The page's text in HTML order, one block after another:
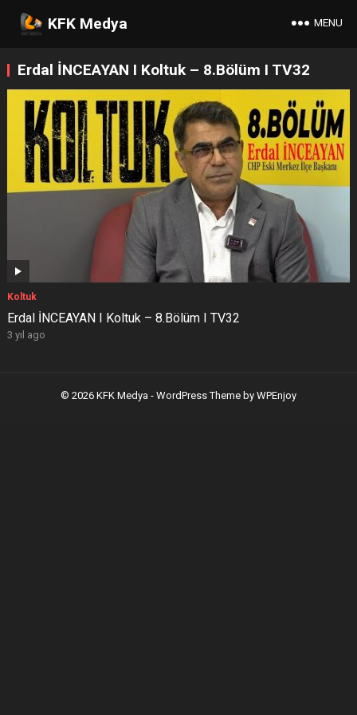
KFK Medya MENU
Erdal İNCEAYAN I Koltuk – 8.Bölüm I TV32
Koltuk
Erdal İNCEAYAN I Koltuk – 8.Bölüm I TV32
3 yıl ago
© 2026 KFK Medya - WordPress Theme by WPEnjoy